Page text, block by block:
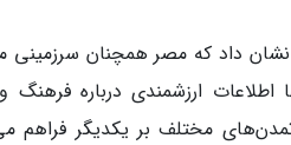
داد که مصر همچنان سرزمینی
ارزشمندی درباره
مختلف بر یکدیگر